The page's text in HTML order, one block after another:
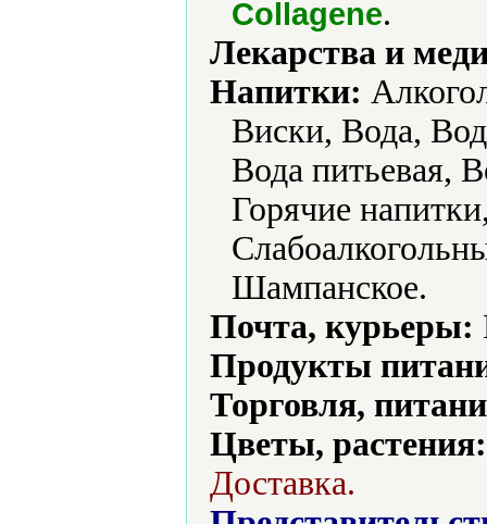
Collagene.
Лекарства и
Напитки:
Виски, Вода,
Вода питьевая,
Горячие
Шампанское.
Почта, курьеры:
Продукты
Торговля,
Цветы, растения:
Доставка.